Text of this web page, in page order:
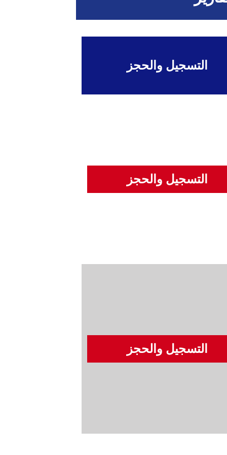
التسجيل والحجز
التسجيل والحجز
التسجيل والحجز